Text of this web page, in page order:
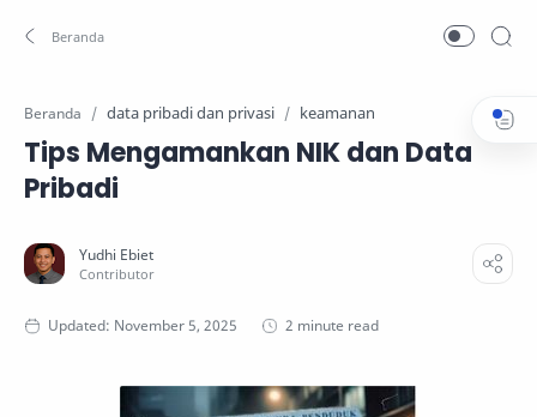
Beranda data pribadi dan privasi keamanan
Tips Mengamankan NIK dan Data
Pribadi
2 minute read